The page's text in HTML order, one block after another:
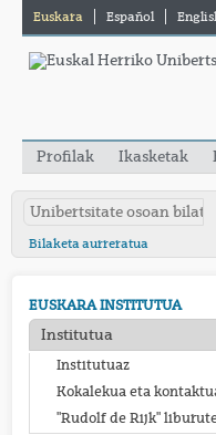
Euskara Español
Profilak Ikasketak
Bilaketa aurreratua
EUSKARA INSTITUTUA
Institutua
Institutuaz
Kokalekua eta
"Rudolf de Rijk"